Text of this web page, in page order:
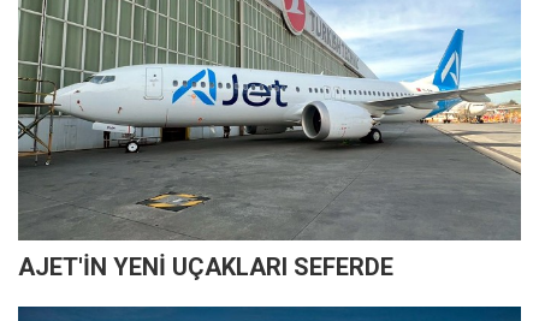
AJET'İN YENİ UÇAKLARI SEFERDE